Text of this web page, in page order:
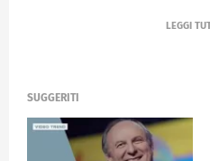
VERISSIMO
SUGGERITI